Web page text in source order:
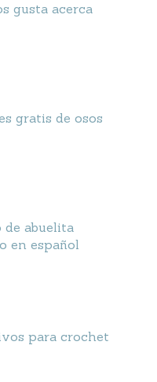
gusta acerca
gratis de osos
de abuelita
en español
para crochet